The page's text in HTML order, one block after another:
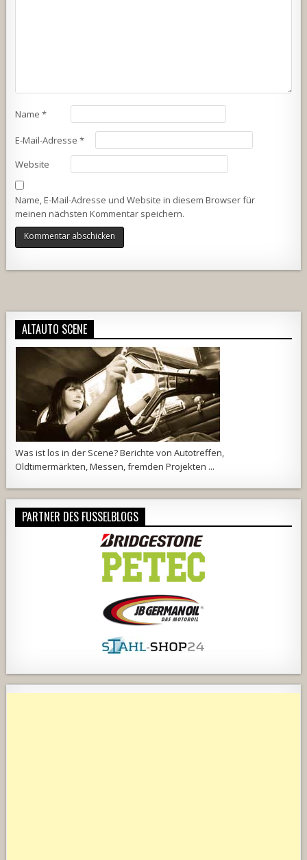
Name*
E-Mail-Adresse*
Website
Name, E-Mail-Adresse und Website in diesem Browser für
meinen nächsten Kommentar speichern.
ALTAUTO SCENE
Was ist los in der Scene? Berichte von Autotreffen,
Oldtimermärkten, Messen, fremden Projekten ...
PARTNER DES FUSSELBLOGS